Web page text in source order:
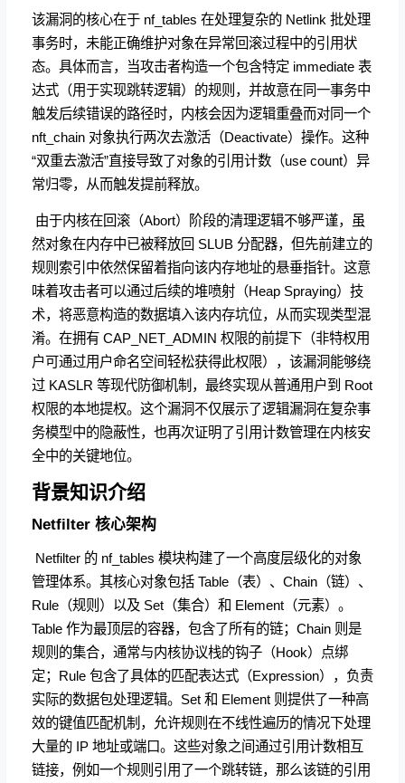
该漏洞的核心在于 nf_tables 在处理复杂的 Netlink 批处理
事务时，未能正确维护对象在异常回滚过程中的引用状
态。具体而言，当攻击者构造一个包含特定 immediate 表
达式（用于实现跳转逻辑）的规则，并故意在同一事务中
触发后续错误的路径时，内核会因为逻辑重叠而对同一个
nft_chain 对象执行两次去激活（Deactivate）操作。这种
“双重去激活”直接导致了对象的引用计数（use count）异
常归零，从而触发提前释放。
​ 由于内核在回滚（Abort）阶段的清理逻辑不够严谨，虽
然对象在内存中已被释放回 SLUB 分配器，但先前建立的
规则索引中依然保留着指向该内存地址的悬垂指针。这意
味着攻击者可以通过后续的堆喷射（Heap Spraying）技
术，将恶意构造的数据填入该内存坑位，从而实现类型混
淆。在拥有 CAP_NET_ADMIN 权限的前提下（非特权用
户可通过用户命名空间轻松获得此权限），该漏洞能够绕
过 KASLR 等现代防御机制，最终实现从普通用户到 Root
权限的本地提权。这个漏洞不仅展示了逻辑漏洞在复杂事
务模型中的隐蔽性，也再次证明了引用计数管理在内核安
全中的关键地位。
背景知识介绍
Netfilter 核心架构
​ Netfilter 的 nf_tables 模块构建了一个高度层级化的对象
管理体系。其核心对象包括 Table（表）、Chain（链）、
Rule（规则）以及 Set（集合）和 Element（元素）。
Table 作为最顶层的容器，包含了所有的链；Chain 则是
规则的集合，通常与内核协议栈的钩子（Hook）点绑
定；Rule 包含了具体的匹配表达式（Expression），负责
实际的数据包处理逻辑。Set 和 Element 则提供了一种高
效的键值匹配机制，允许规则在不线性遍历的情况下处理
大量的 IP 地址或端口。这些对象之间通过引用计数相互
链接，例如一个规则引用了一个跳转链，那么该链的引用